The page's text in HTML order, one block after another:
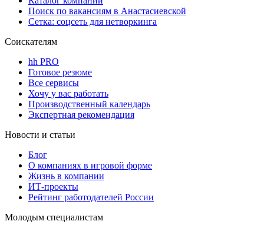
Поиск по вакансиям в Анастасиевской
Сетка: соцсеть для нетворкинга
Соискателям
hh PRO
Готовое резюме
Все сервисы
Хочу у вас работать
Производственный календарь
Экспертная рекомендация
Новости и статьи
Блог
О компаниях в игровой форме
Жизнь в компании
ИТ-проекты
Рейтинг работодателей России
Молодым специалистам